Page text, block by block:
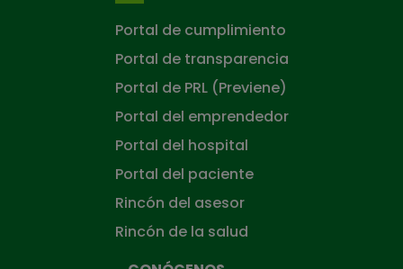
Portal de cumplimiento
Portal de transparencia
Portal de PRL (Previene)
Portal del emprendedor
Portal del hospital
Portal del paciente
Rincón del asesor
Rincón de la salud